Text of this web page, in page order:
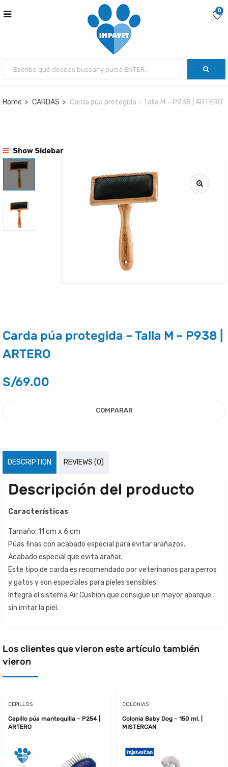
0
Home CARDAS Carda púa protegida – Talla M – P938 | ARTERO
Show Sidebar
Carda púa protegida – Talla M – P938 |
ARTERO
S/69.00
COMPARAR
DESCRIPTION REVIEWS (0)
Descripción del producto
Características
Tamaño: 11 cm x 6 cm
Púas finas con acabado especial para evitar arañazos.
Acabado especial que evita arañar.
Este tipo de carda es recomendado por veterinarios para perros
y gatos y son especiales para pieles sensibles.
Integra el sistema Air Cushion que consigue un mayor abarque
sin irritar la piel.
Los clientes que vieron este artículo también
vieron
CEPILLOS
Cepillo púa mantequilla – P254 |
ARTERO
COLONIAS
Colonia Baby Dog – 150 ml. |
MISTERCAN